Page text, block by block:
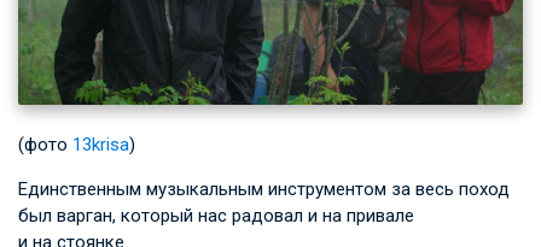
(фото 13krisa)
Единственным музыкальным инструментом за весь поход
был варган, который нас радовал и на привале
и на стоянке.